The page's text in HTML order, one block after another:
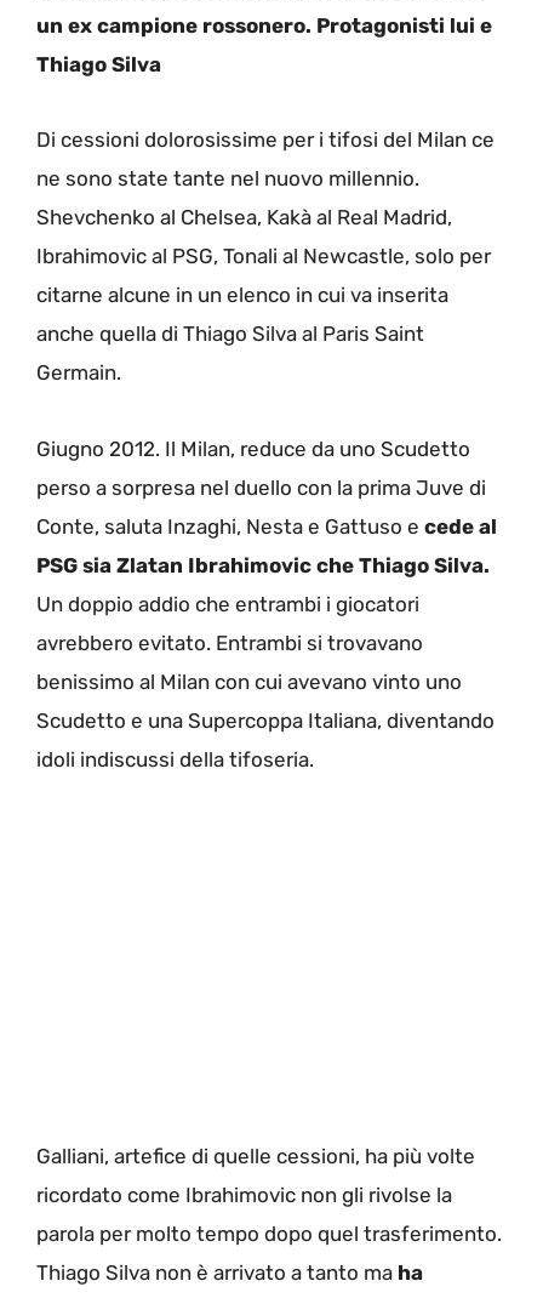
un ex campione rossonero. Protagonisti lui e
Thiago Silva
Di cessioni dolorosissime per i tifosi del Milan ce
ne sono state tante nel nuovo millennio.
Shevchenko al Chelsea, Kakà al Real Madrid,
Ibrahimovic al PSG, Tonali al Newcastle, solo per
citarne alcune in un elenco in cui va inserita
anche quella di Thiago Silva al Paris Saint
Germain.
Giugno 2012. Il Milan, reduce da uno Scudetto
perso a sorpresa nel duello con la prima Juve di
Conte, saluta Inzaghi, Nesta e Gattuso e cede al
PSG sia Zlatan Ibrahimovic che Thiago Silva.
Un doppio addio che entrambi i giocatori
avrebbero evitato. Entrambi si trovavano
benissimo al Milan con cui avevano vinto uno
Scudetto e una Supercoppa Italiana, diventando
idoli indiscussi della tifoseria.
Galliani, artefice di quelle cessioni, ha più volte
ricordato come Ibrahimovic non gli rivolse la
parola per molto tempo dopo quel trasferimento.
Thiago Silva non è arrivato a tanto ma ha